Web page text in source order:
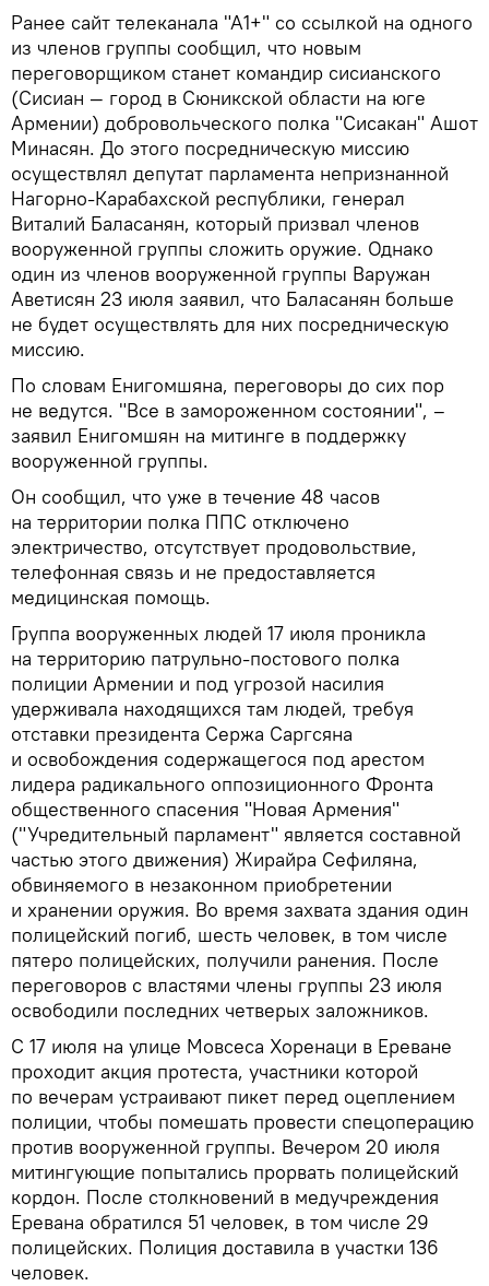
Ранее сайт телеканала "А1+" со ссылкой на одного
из членов группы сообщил, что новым
переговорщиком станет командир сисианского
(Сисиан — город в Сюникской области на юге
Армении) добровольческого полка "Сисакан" Ашот
Минасян. До этого посредническую миссию
осуществлял депутат парламента непризнанной
Нагорно-Карабахской республики, генерал
Виталий Баласанян, который призвал членов
вооруженной группы сложить оружие. Однако
один из членов вооруженной группы Варужан
Аветисян 23 июля заявил, что Баласанян больше
не будет осуществлять для них посредническую
миссию.
По словам Енигомшяна, переговоры до сих пор
не ведутся. "Все в замороженном состоянии", –
заявил Енигомшян на митинге в поддержку
вооруженной группы.
Он сообщил, что уже в течение 48 часов
на территории полка ППС отключено
электричество, отсутствует продовольствие,
телефонная связь и не предоставляется
медицинская помощь.
Группа вооруженных людей 17 июля проникла
на территорию патрульно-постового полка
полиции Армении и под угрозой насилия
удерживала находящихся там людей, требуя
отставки президента Сержа Саргсяна
и освобождения содержащегося под арестом
лидера радикального оппозиционного Фронта
общественного спасения "Новая Армения"
("Учредительный парламент" является составной
частью этого движения) Жирайра Сефиляна,
обвиняемого в незаконном приобретении
и хранении оружия. Во время захвата здания один
полицейский погиб, шесть человек, в том числе
пятеро полицейских, получили ранения. После
переговоров с властями члены группы 23 июля
освободили последних четверых заложников.
С 17 июля на улице Мовсеса Хоренаци в Ереване
проходит акция протеста, участники которой
по вечерам устраивают пикет перед оцеплением
полиции, чтобы помешать провести спецоперацию
против вооруженной группы. Вечером 20 июля
митингующие попытались прорвать полицейский
кордон. После столкновений в медучреждения
Еревана обратился 51 человек, в том числе 29
полицейских. Полиция доставила в участки 136
человек.